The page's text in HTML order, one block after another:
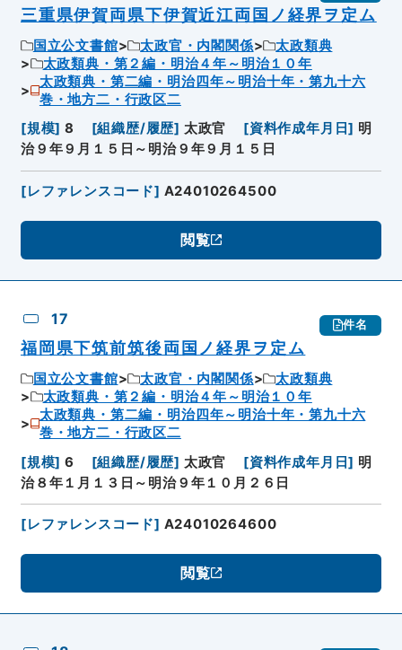
三重県伊賀両県下伊賀近江両国ノ経界ヲ定ム
国立公文書館 太政官・内閣関係
太政類典
太政類典・第２編・明治４年～明治１０年
太政類典・第二編・明治四年～明治十年・第九十六
巻・地方二・行政区二
[規模] 8 [組織歴/履歴] 太政官 [資料作成年月日] 明
治９年９月１５日～明治９年９月１５日
[レファレンスコード] A24010264500
閲覧
17 件名
福岡県下筑前筑後両国ノ経界ヲ定ム
国立公文書館 太政官・内閣関係
太政類典
太政類典・第２編・明治４年～明治１０年
太政類典・第二編・明治四年～明治十年・第九十六
巻・地方二・行政区二
[規模] 6 [組織歴/履歴] 太政官 [資料作成年月日] 明
治８年１月１３日～明治９年１０月２６日
[レファレンスコード] A24010264600
閲覧